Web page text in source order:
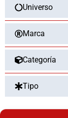
Universo
Marca
Categoría
Tipo